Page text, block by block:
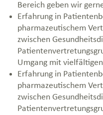
Bereich geben wir
Erfahrung in
pharmazeutischem
zwischen
Umgang mit
Erfahrung in
pharmazeutischem
zwischen